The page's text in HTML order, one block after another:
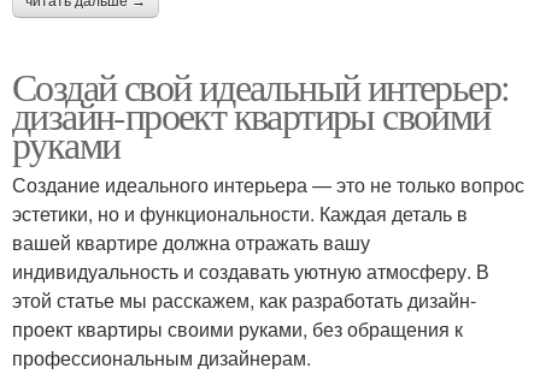
Создай свой идеальный интерьер:
дизайн-проект квартиры своими
руками
Создание идеального интерьера — это не только вопрос
эстетики, но и функциональности. Каждая деталь в
вашей квартире должна отражать вашу
индивидуальность и создавать уютную атмосферу. В
этой статье мы расскажем, как разработать дизайн-
проект квартиры своими руками, без обращения к
профессиональным дизайнерам.